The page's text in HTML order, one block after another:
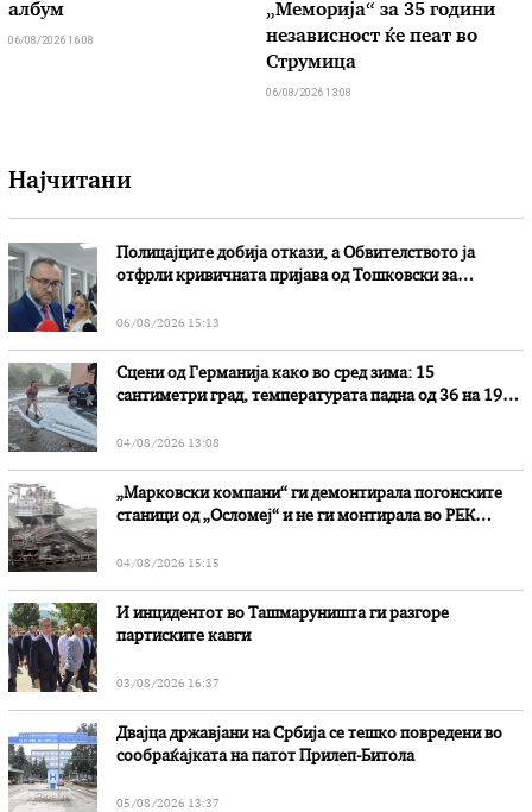
албум
06/08/2026 16:08
„Меморија“ за 35 години
независност ќе пеат во
Струмица
06/08/2026 13:08
Најчитани
Полицајците добија откази, а Обвителството ја
отфрли кривичната пријава од Тошковски за
06/08/2026 15:13
Сцени од Германија како во сред зима: 15
сантиметри град, температурата падна од 36 на 19
04/08/2026 13:08
„Марковски компани“ ги демонтирала погонските
станици од „Осломеј“ и не ги монтирала во РЕК
04/08/2026 15:15
И инцидентот во Ташмаруништa ги разгоре
партиските кавги
03/08/2026 16:37
Двајца државјани на Србија се тешко повредени во
сообраќајката на патот Прилеп-Битола
05/08/2026 13:37